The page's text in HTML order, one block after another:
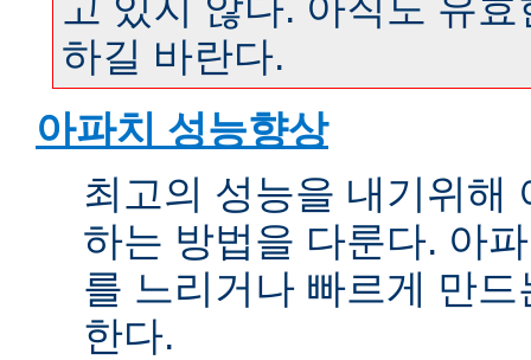
하길 바란다.
아파치 성능향상
최고의 성능을 내기위해
하는 방법을 다룬다. 아
를 느리거나 빠르게 만
한다.